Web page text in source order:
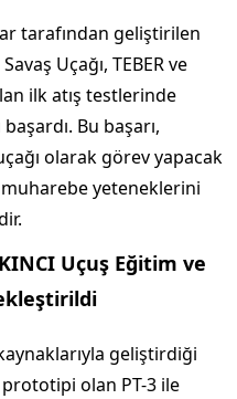
tarafından geliştirilen
Uçağı, TEBER ve
ilk atış testlerinde
Bu başarı,
olarak görev yapacak
muharebe yeteneklerini
Uçuş Eğitim ve
geliştirdiği
olan PT-3 ile